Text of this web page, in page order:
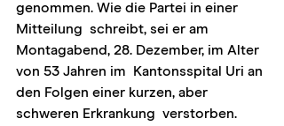
genommen. Wie die Partei in einer
Mitteilung  schreibt, sei er am
Montagabend, 28. Dezember, im Alter
von 53 Jahren im  Kantonsspital Uri an
den Folgen einer kurzen, aber
schweren Erkrankung  verstorben.